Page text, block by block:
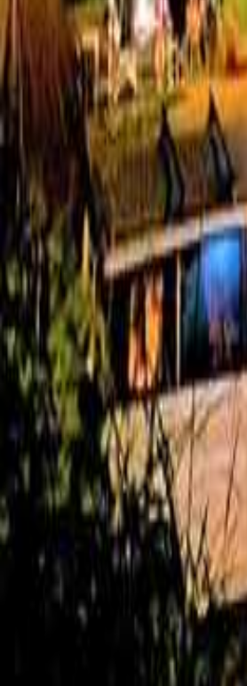
山形のペットOKなキャンプ場
絞り込み
施設タイプ
ロッジ・ログハウス・コテージ
キャビン （ケビン）
区画サイト